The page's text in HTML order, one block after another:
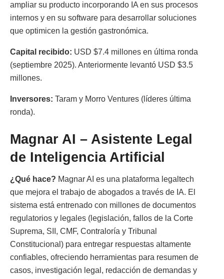
ampliar su producto incorporando IA en sus procesos
internos y en su software para desarrollar soluciones
que optimicen la gestión gastronómica.
Capital recibido: USD $7.4 millones en última ronda
(septiembre 2025). Anteriormente levantó USD $3.5
millones.
Inversores: Taram y Morro Ventures (líderes última
ronda).
Magnar AI – Asistente Legal
de Inteligencia Artificial
¿Qué hace? Magnar AI es una plataforma legaltech
que mejora el trabajo de abogados a través de IA. El
sistema está entrenado con millones de documentos
regulatorios y legales (legislación, fallos de la Corte
Suprema, SII, CMF, Contraloría y Tribunal
Constitucional) para entregar respuestas altamente
confiables, ofreciendo herramientas para resumen de
casos, investigación legal, redacción de demandas y